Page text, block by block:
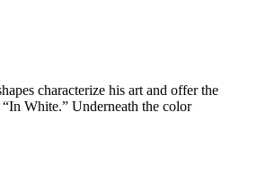
characterize his art and offer the
White.” Underneath the color